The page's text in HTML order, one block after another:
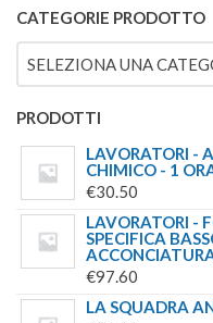
CATEGORIE PRODOTTO
SELEZIONA UNA
PRODOTTI
LAVORATORI -
CHIMICO - 1
€30.50
LAVORATORI -
SPECIFICA
€97.60
LA SQUADRA